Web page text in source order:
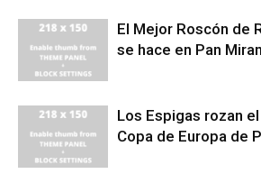
El Mejor Roscón de
se hace en Pan
Los Espigas rozan
Copa de Europa de